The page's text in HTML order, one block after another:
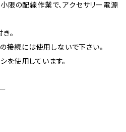
限の配線作業で、アクセサリー電源
。
接続には使用しないで下さい。
を使用しています。